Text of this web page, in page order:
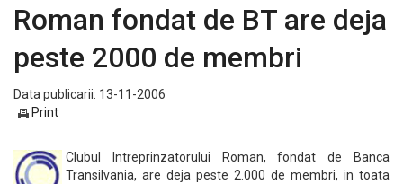
Roman fondat de BT are deja
peste 2000 de membri
Data publicarii: 13-11-2006
Print
Clubul Intreprinzatorului Roman, fondat de Banca
Transilvania, are deja peste 2.000 de membri, in toata